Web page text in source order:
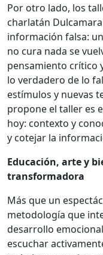
Por otro lado, los
charlatán
información falsa:
no cura nada se
pensamiento crítico
lo verdadero de lo
estímulos y nuevas
propone el taller es
hoy: contexto y
y cotejar la
Educación, arte y
transformadora
Más que un
metodología que
desarrollo
escuchar